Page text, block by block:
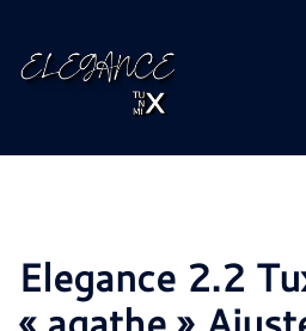
contenu
Elegance 2.2